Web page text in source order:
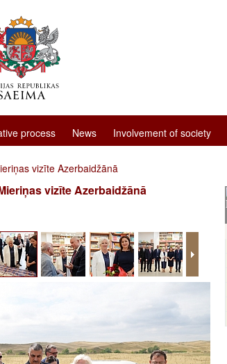
process News Involvement of society
vizīte Azerbaidžānā
vizīte Azerbaidžānā